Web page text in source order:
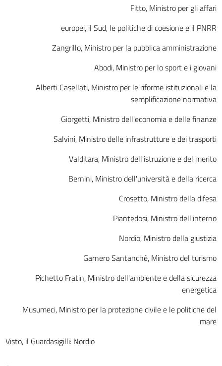
Fitto, Ministro per gli affari
europei, il Sud, le politiche di coesione e il PNRR
Zangrillo, Ministro per la pubblica amministrazione
Abodi, Ministro per lo sport e i giovani
Alberti Casellati, Ministro per le riforme istituzionali e la
semplificazione normativa
Giorgetti, Ministro dell'economia e delle finanze
Salvini, Ministro delle infrastrutture e dei trasporti
Valditara, Ministro dell'istruzione e del merito
Bernini, Ministro dell'università e della ricerca
Crosetto, Ministro della difesa
Piantedosi, Ministro dell'interno
Nordio, Ministro della giustizia
Garnero Santanchè, Ministro del turismo
Pichetto Fratin, Ministro dell'ambiente e della sicurezza
energetica
Musumeci, Ministro per la protezione civile e le politiche del
mare
Visto, il Guardasigilli: Nordio